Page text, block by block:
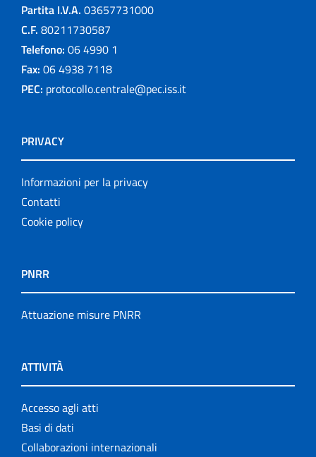
Partita I.V.A. 03657731000
C.F. 80211730587
Telefono: 06 4990 1
Fax: 06 4938 7118
PEC: protocollo.centrale@pec.iss.it
PRIVACY
Informazioni per la privacy
Contatti
Cookie policy
PNRR
Attuazione misure PNRR
ATTIVITÀ
Accesso agli atti
Basi di dati
Collaborazioni internazionali